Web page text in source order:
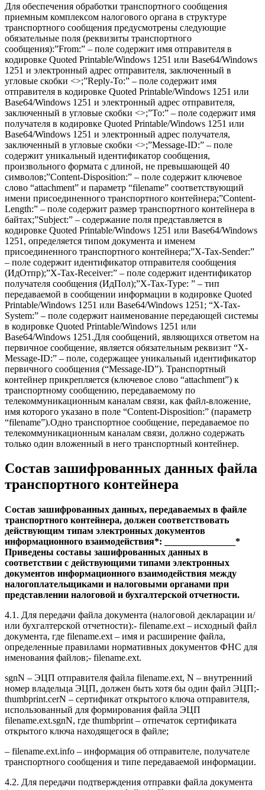
Для обеспечения обработки транспортного сообщения
приемным комплексом налогового органа в структуре
транспортного сообщения предусмотрены следующие
обязательные поля (реквизиты транспортного
сообщения):”From:” – поле содержит имя отправителя в
кодировке Quoted Printable/Windows 1251 или Base64/Windows
1251 и электронный адрес отправителя, заключенный в
угловые скобки <>;”Reply-To:” – поле содержит имя
отправителя в кодировке Quoted Printable/Windows 1251 или
Base64/Windows 1251 и электронный адрес отправителя,
заключенный в угловые скобки <>;”To:” – поле содержит имя
получателя в кодировке Quoted Printable/Windows 1251 или
Base64/Windows 1251 и электронный адрес получателя,
заключенный в угловые скобки <>;”Message-ID:” – поле
содержит уникальный идентификатор сообщения,
произвольного формата с длиной, не превышающей 40
символов;”Content-Disposition:” – поле содержит ключевое
слово “attachment” и параметр “filename” соответствующий
имени присоединенного транспортного контейнера;”Content-
Length:” – поле содержит размер транспортного контейнера в
байтах;”Subject:” – содержание поля представляется в
кодировке Quoted Printable/Windows 1251 или Base64/Windows
1251, определяется типом документа и именем
присоединенного транспортного контейнера;”X-Tax-Sender:”
– поле содержит идентификатор отправителя сообщения
(ИдОтпр);”X-Tax-Receiver:” – поле содержит идентификатор
получателя сообщения (ИдПол);”X-Tax-Type: ” – тип
передаваемой в сообщении информации в кодировке Quoted
Printable/Windows 1251 или Base64/Windows 1251; “X-Tax-
System:” – поле содержит наименование передающей системы
в кодировке Quoted Printable/Windows 1251 или
Base64/Windows 1251.Для сообщений, являющихся ответом на
первичное сообщение, является обязательным реквизит “X-
Message-ID:” – поле, содержащее уникальный идентификатор
первичного сообщения (“Message-ID”). Транспортный
контейнер прикрепляется (ключевое слово “attachment”) к
транспортному сообщению, передаваемому по
телекоммуникационным каналам связи, как файл-вложение,
имя которого указано в поле “Content-Disposition:” (параметр
“filename”).Одно транспортное сообщение, передаваемое по
телекоммуникационным каналам связи, должно содержать
только один вложенный в него транспортный контейнер.
Состав зашифрованных данных файла
транспортного контейнера
Состав зашифрованных данных, передаваемых в файле
транспортного контейнера, должен соответствовать
действующим типам электронных документов
информационного взаимодействия*: _______________*
Приведены составы зашифрованных данных в
соответствии с действующими типами электронных
документов информационного взаимодействия между
налогоплательщиками и налоговыми органами при
представлении налоговой и бухгалтерской отчетности.
4.1. Для передачи файла документа (налоговой декларации и/
или бухгалтерской отчетности):- filename.ext – исходный файл
документа, где filename.ext – имя и расширение файла,
определенные правилами нормативных документов ФНС для
именования файлов;- filename.ext.
sgnN – ЭЦП отправителя файла filename.ext, N – внутренний
номер владельца ЭЦП, должен быть хотя бы один файл ЭЦП;-
thumbprint.cerN – сертификат открытого ключа отправителя,
использованный для формирования файла ЭЦП
filename.ext.sgnN, где thumbprint – отпечаток сертификата
открытого ключа находящегося в файле;
– filename.ext.info – информация об отправителе, получателе
транспортного сообщения и типе передаваемой информации.
4.2. Для передачи подтверждения отправки файла документа